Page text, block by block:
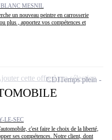
BLANC MESNIL
un nouveau peintre en carrosserie
plus , apportez vos compétences et
LE-SEC
c'est faire le choix de la liberté,
ses compétences. Notre client, dont
CDITemps plein
cette offre à ma sélection